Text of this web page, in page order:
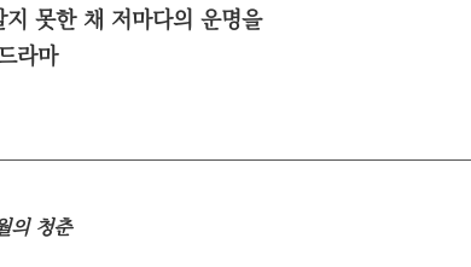
못한 채 저마다의 운명을
라마
의 청춘